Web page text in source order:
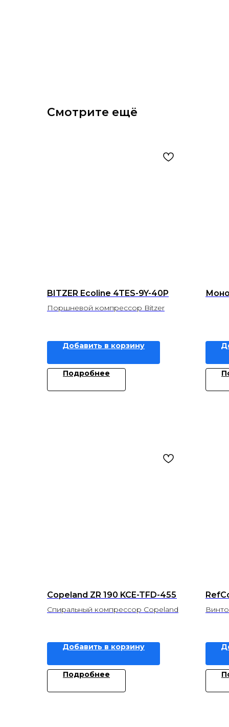
Смотрите ещё
BITZER Ecoline 4TES-9Y-40P
Поршневой компрессор Bitzer
Добавить в корзину
Подробнее
Copeland ZR 190 KCE-TFD-455
Спиральный компрессор Copeland
Добавить в корзину
Подробнее